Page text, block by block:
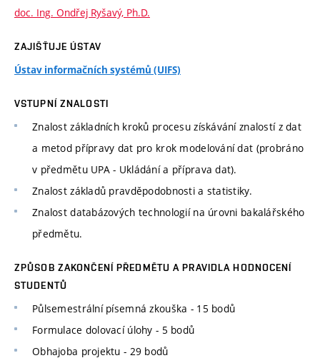
doc. Ing. Ondřej Ryšavý, Ph.D.
ZAJIŠŤUJE ÚSTAV
Ústav informačních systémů (UIFS)
VSTUPNÍ ZNALOSTI
Znalost základních kroků procesu získávání znalostí z dat
a metod přípravy dat pro krok modelování dat (probráno
v předmětu UPA - Ukládání a příprava dat).
Znalost základů pravděpodobnosti a statistiky.
Znalost databázových technologií na úrovni bakalářského
předmětu.
ZPŮSOB ZAKONČENÍ PŘEDMĚTU A PRAVIDLA HODNOCENÍ
STUDENTŮ
Půlsemestrální písemná zkouška - 15 bodů
Formulace dolovací úlohy - 5 bodů
Obhajoba projektu - 29 bodů